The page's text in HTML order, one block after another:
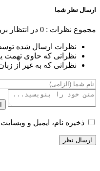
ارسال نظر شما
مجموع نظرات : 0 در انتظار
نظرات ارسال شده
نظراتی که حاوی تهمت
نظراتی که به غیر از
ذخیره نام، ایمیل و